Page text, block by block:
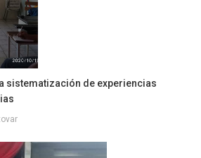
sistematización de experiencias